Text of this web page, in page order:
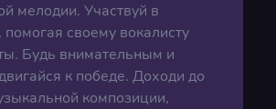
мелодии. Участвуй в
своему вокалисту
Будь внимательным и
к победе. Доходи до
композиции,